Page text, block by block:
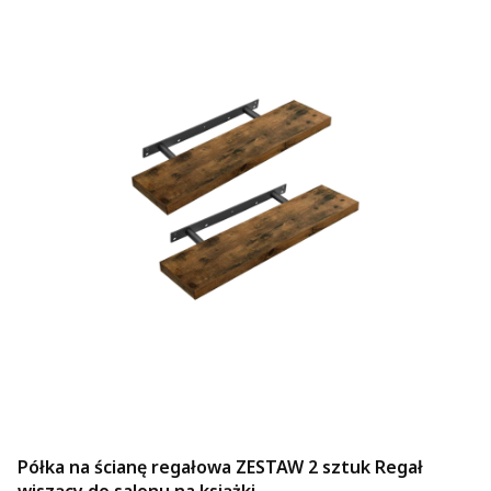
Półka na ścianę regałowa ZESTAW 2 sztuk Regał